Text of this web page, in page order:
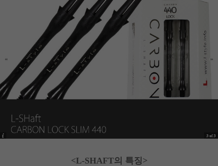
이코 라이프 하
<L-SHAFT의 특징>